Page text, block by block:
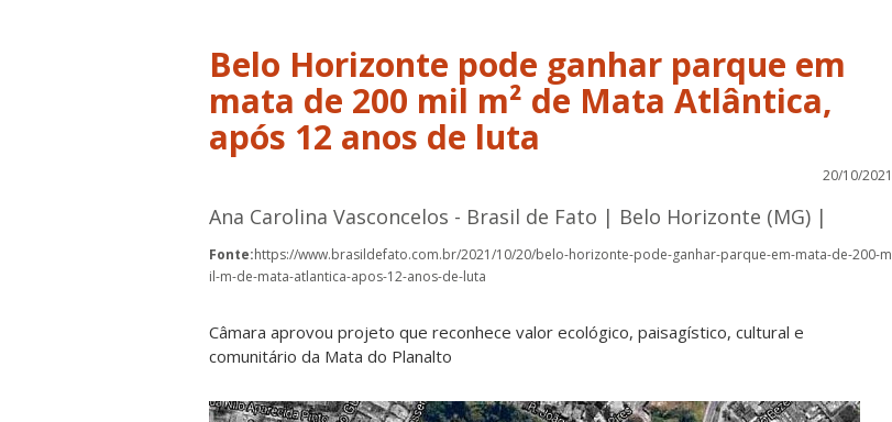
Belo Horizonte pode ganhar parque em
mata de 200 mil m² de Mata Atlântica,
após 12 anos de luta
20/10/2021
Ana Carolina Vasconcelos - Brasil de Fato | Belo Horizonte (MG) |
Fonte:https://www.brasildefato.com.br/2021/10/20/belo-horizonte-pode-ganhar-parque-em-mata-de-200-m
il-m-de-mata-atlantica-apos-12-anos-de-luta
Câmara aprovou projeto que reconhece valor ecológico, paisagístico, cultural e
comunitário da Mata do Planalto